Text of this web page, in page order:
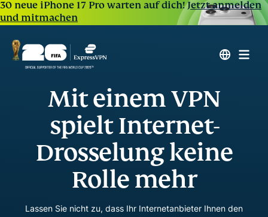
30 neue iPhone 17 Pro warten auf dich!Jetzt anmelden
und mitmachen
Mit einem VPN
spielt Internet-
Drosselung keine
Rolle mehr
Lassen Sie nicht zu, dass Ihr Internetanbieter Ihnen den